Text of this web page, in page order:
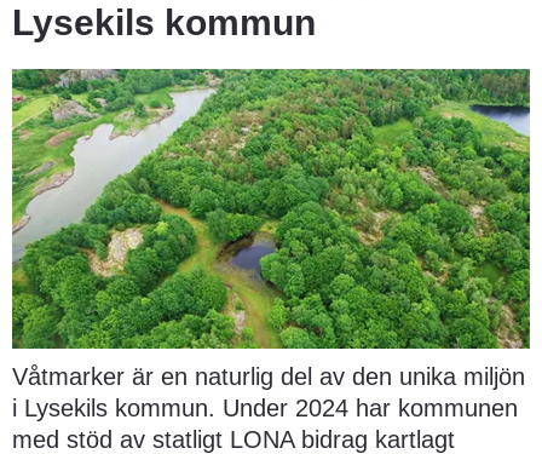
Lysekils kommun
Våtmarker är en naturlig del av den unika miljön
i Lysekils kommun. Under 2024 har kommunen
med stöd av statligt LONA bidrag kartlagt